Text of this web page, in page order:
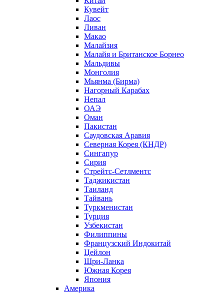
Кувейт
Лаос
Ливан
Макао
Малайзия
Малайя и Британское Борнео
Мальдивы
Монголия
Мьянма (Бирма)
Нагорный Карабах
Непал
ОАЭ
Оман
Пакистан
Саудовская Аравия
Северная Корея (КНДР)
Сингапур
Сирия
Стрейтс-Сетлментс
Таджикистан
Таиланд
Тайвань
Туркменистан
Турция
Узбекистан
Филиппины
Французский Индокитай
Цейлон
Шри-Ланка
Южная Корея
Япония
Америка